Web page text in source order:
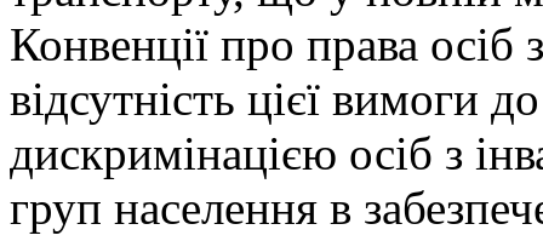
Конвенції про права осіб
відсутність цієї вимоги
дискримінацією осіб з
груп населення в